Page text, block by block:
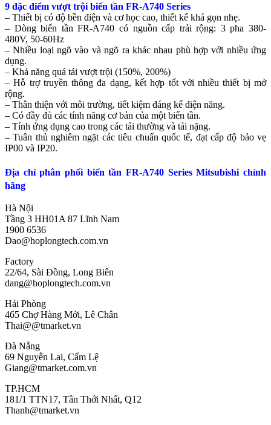
9 đặc điểm vượt trội biến tần FR-A740 Series
– Thiết bị có độ bền điện và cơ học cao, thiết kế khá gọn nhẹ.
– Dòng biến tần FR-A740 có nguồn cấp trải rộng: 3 pha 380-
480V, 50-60Hz
– Nhiều loại ngõ vào và ngõ ra khác nhau phù hợp với nhiều ứng
dụng.
– Khả năng quá tải vượt trội (150%, 200%)
– Hỗ trợ truyền thông đa dạng, kết hợp tốt với nhiều thiết bị mở
rộng.
– Thân thiện với môi trường, tiết kiệm đáng kể điện năng.
– Có đầy đủ các tính năng cơ bản của một biến tần.
– Tính ứng dụng cao trong các tải thường và tải nặng.
– Tuân thủ nghiêm ngặt các tiêu chuẩn quốc tế, đạt cấp độ bảo vẹ
IP00 và IP20.
Địa chỉ phân phối biến tần FR-A740 Series Mitsubishi chính
hãng
Hà Nội
Tầng 3 HH01A 87 Lĩnh Nam
1900 6536
Dao@hoplongtech.com.vn
Factory
22/64, Sài Đồng, Long Biên
dang@hoplongtech.com.vn
Hải Phòng
465 Chợ Hàng Mới, Lê Chân
Thai@@tmarket.vn
Đà Nẵng
69 Nguyễn Lai, Cẩm Lệ
Giang@tmarket.com.vn
TP.HCM
181/1 TTN17, Tân Thới Nhất, Q12
Thanh@tmarket.vn